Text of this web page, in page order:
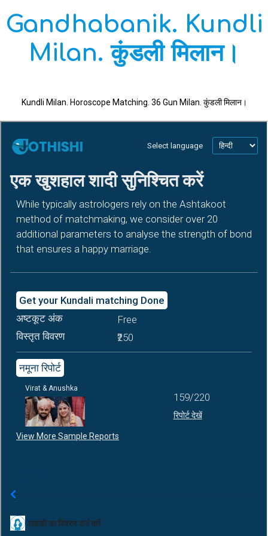
Gandhabanik. Kundli
Milan. कुंडली मिलान।
Kundli Milan. Horoscope Matching. 36 Gun Milan. कुंडली मिलान।